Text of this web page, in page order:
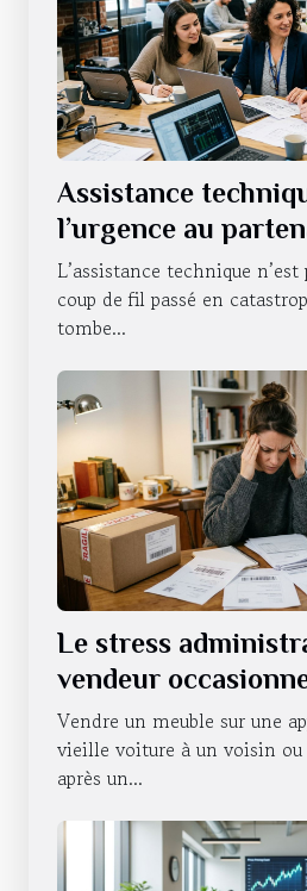
Assistance
l’urgence au
durée
L’assistance technique
coup de fil passé en
tombe...
Le stress
vendeur
s’en défaire ?
Vendre un meuble sur une
vieille voiture à un voisin ou
après un...